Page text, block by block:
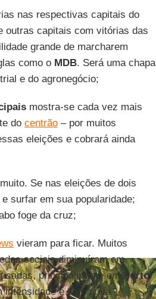
nas respectivas capitais do
capitais com vitórias das
grande de marcharem
como o MDB. Será uma chapa
e do agronegócio;
mostra-se cada vez mais
do centrão– por muitos
eleições e cobrará ainda
Se nas eleições de dois
surfar em sua popularidade;
foge da cruz;
vieram para ficar. Muitos
sociais diminuíram em
principalmente em Porto
intensidade e com nova